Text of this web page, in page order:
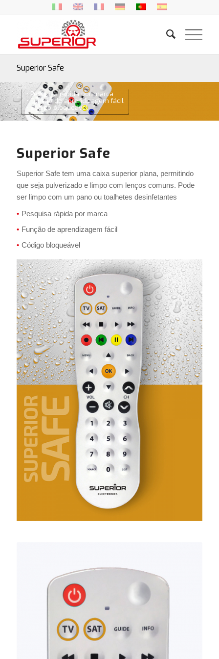
Superior Safe
• Pesquisa rápida por marca
• Função de aprendizagem fácil
• Código bloqueável
Superior Safe
Superior Safe tem uma caixa superior plana, permitindo
que seja pulverizado e limpo com lenços comuns. Pode
ser limpo com um pano ou toalhetes desinfetantes
Pesquisa rápida por marca
Função de aprendizagem fácil
Código bloqueável